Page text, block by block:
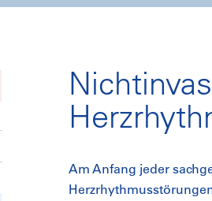
Am Anfang jeder